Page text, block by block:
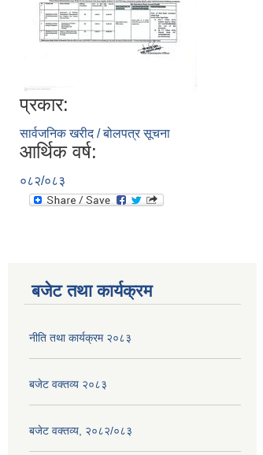
प्रकार:
सार्वजनिक खरीद / बोलपत्र सूचना
आर्थिक वर्ष:
०८२/०८३
बजेट तथा कार्यक्रम
नीति तथा कार्यक्रम २०८३
बजेट वक्तव्य २०८३
बजेट वक्तव्य, २०८२/०८३